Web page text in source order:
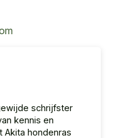
schrijfster
kennis en
Akita hondenras